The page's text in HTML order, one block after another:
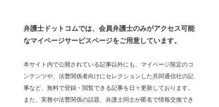
弁護士ドットコムでは、会員弁護士のみがアクセス可能
なマイページサービスページをご用意しています。
本サイト内で公開されている記事以外にも、マイページ限定のコ
ンテンツや、法曹関係者向けにセレクションした共同通信社の記
事など、無料で登録・閲覧できる記事を日々更新しております。
また、実務や法曹関係の話題、弁護士同士が匿名で情報交換でき